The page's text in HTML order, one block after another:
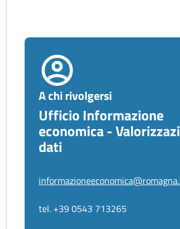
A chi rivolgersi
Ufficio Informazione
economica -
dati
tel. +39 0543 713265